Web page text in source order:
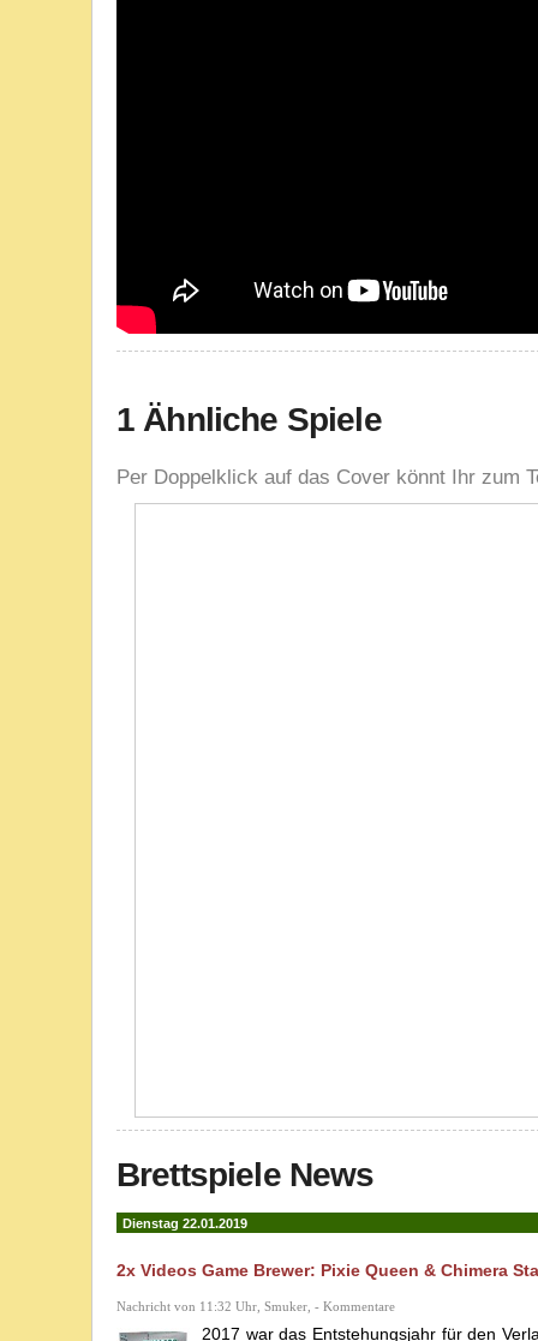
1 Ähnliche Spiele
Per Doppelklick auf das Cover könnt Ihr zum
Brettspiele News
Dienstag 22.01.2019
2x Videos Game Brewer: Pixie Queen & Chimera
Nachricht von 11:32 Uhr, Smuker, - Kommentare
2017 war das Entstehungsjahr für den